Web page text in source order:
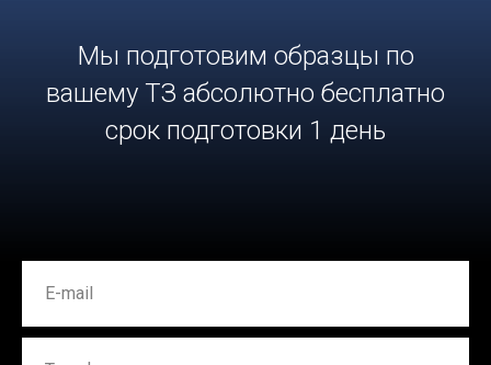
Мы подготовим образцы по
вашему ТЗ абсолютно бесплатно
срок подготовки 1 день